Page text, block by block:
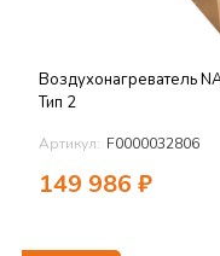
Воздухонагреватель
Тип 2
Артикул: F0000032806
149 986 ₽